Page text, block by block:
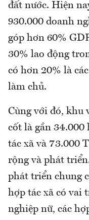
đất nước. Hiện
930.000 doanh
góp hơn 60%
30% lao động
có hơn 20% là
làm chủ.
Cùng với đó, khu
cốt là gần 34.000
tác xã và 73.000
rộng và phát
phát triển chung
hợp tác xã có vai
nghiệp nữ, các